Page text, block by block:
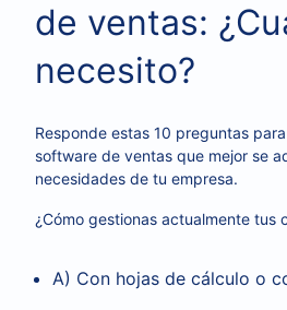
de ventas:
necesito?
Responde estas 10 preguntas
software de ventas que mejor se
necesidades de tu empresa.
¿Cómo gestionas actualmente tus
A) Con hojas de cálculo o